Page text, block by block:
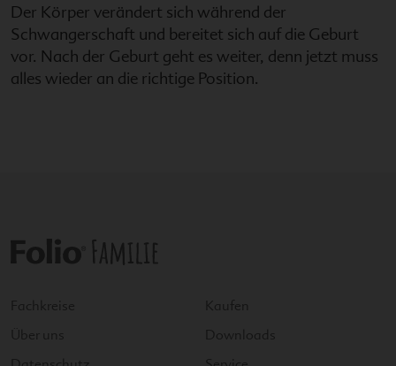
Der Körper verändert sich während der
Schwangerschaft und bereitet sich auf die Geburt
vor. Nach der Geburt geht es weiter, denn jetzt muss
alles wieder an die richtige Position.
Fachkreise
Über uns
Kaufen
Downloads